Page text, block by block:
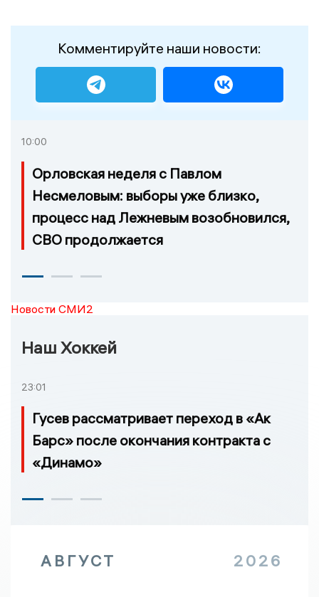
Комментируйте наши новости:
10:00
Орловская неделя с Павлом
Несмеловым: выборы уже близко,
процесс над Лежневым возобновился,
СВО продолжается
Новости СМИ2
Наш Хоккей
23:01
Гусев рассматривает переход в «Ак
Барс» после окончания контракта с
«Динамо»
АВГУСТ 2026